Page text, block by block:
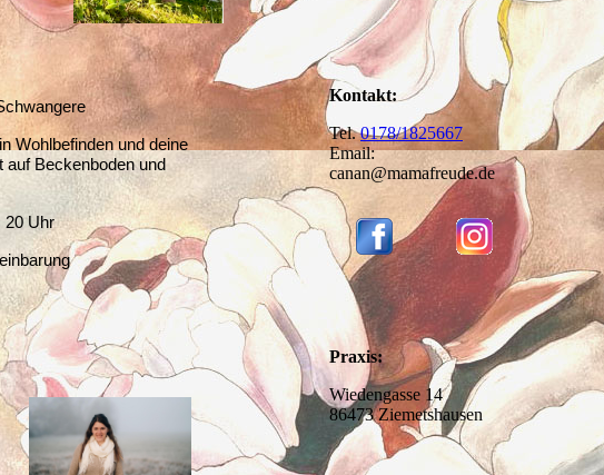
Wohlbefinden und deine
auf Beckenboden und
20 Uhr
Kontakt:
Tel.0178/1825667
Email:
canan@mamafreude.de
Praxis:
Wiedengasse 14
86473 Ziemetshausen